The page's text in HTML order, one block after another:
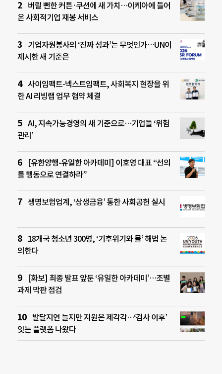
버릴 뻔한 커튼·쿠션에 새 가치…이케아에 들어
온 사회적기업 재봉 서비스
기업자원봉사의 ‘진짜 성과’는 무엇인가…UN이
제시한 새 기준은
사이임팩트-넥스트임팩트, 사회복지 현장을 위
한 AI 리빙랩 업무 협약 체결
AI, 지속가능경영의 새 기준으로…기업들 ‘위험
관리’
[유한양행-유일한 아카데미] 이호영 대표 “선의
를 행동으로 연결하라”
생명보험업계, ‘상생금융’ 통한 사회공헌 실시
18개국 청소년 300명, ‘기후위기와 물’ 해법 논
의한다
[화보] 최종 발표 앞둔 ‘유일한 아카데미’…조별
과제 막판 점검
발달지연 늘지만 지원은 제각각…‘검사 이후’
잇는 플랫폼 나왔다